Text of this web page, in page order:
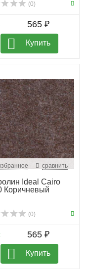
(0)
565 ₽
Купить
сравнить
Ideal Cairo
Коричневый
(0)
565 ₽
Купить